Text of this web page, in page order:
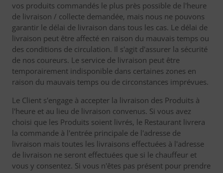
vos produits commandés le plus près possible de l'heure
de livraison / collecte demandée, mais nous ne pouvons
garantir le délai de livraison dans tous les cas. Le délai de
livraison peut être affecté en raison du mauvais temps ou
des conditions de circulation. Il s'agit d'assurer la sécurité
de nos coureurs. Le service de livraison peut être
temporairement indisponible dans certaines zones en
raison du mauvais temps ou de circonstances imprévues.
Le Client s'engage à accepter la livraison des Produits à
l'heure et au lieu de livraison convenus. Si vous avez
choisi que les Produits soient livrés, le Restaurant livrera
la commande à l'entrée principale de l'adresse de
livraison mais toutes les livraisons effectuées à l'adresse
de livraison ne seront effectuées que si le chauffeur et
vous y consentez. Si vous n'êtes pas présent pour prendre